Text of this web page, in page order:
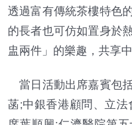
透過富有傳統茶樓特色
的長者也可仿如置身於
盅兩件」的樂趣，共享
當日活動出席嘉賓包
菡;中銀香港顧問、立